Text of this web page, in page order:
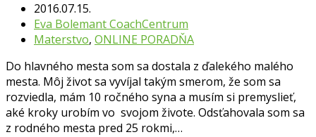
2016.07.15.
Eva Bolemant CoachCentrum
Materstvo, ONLINE PORADŇA
Do hlavného mesta som sa dostala z ďalekého malého
mesta. Môj život sa vyvíjal takým smerom, že som sa
rozviedla, mám 10 ročného syna a musím si premyslieť,
aké kroky urobím vo svojom živote. Odsťahovala som sa
z rodného mesta pred 25 rokmi,…